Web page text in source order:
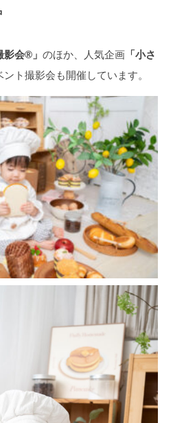
影会®︎」のほか、人気企画 「小さ
ント撮影会も開催しています。